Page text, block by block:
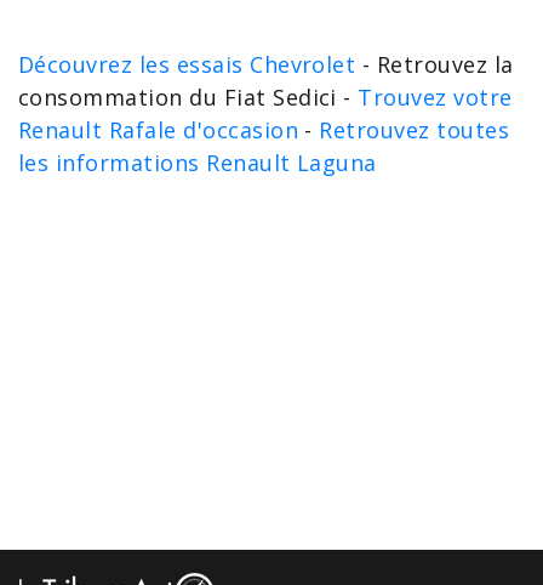
Découvrez les essais Chevrolet - Retrouvez la
consommation du Fiat Sedici - Trouvez votre
Renault Rafale d'occasion - Retrouvez toutes
les informations Renault Laguna